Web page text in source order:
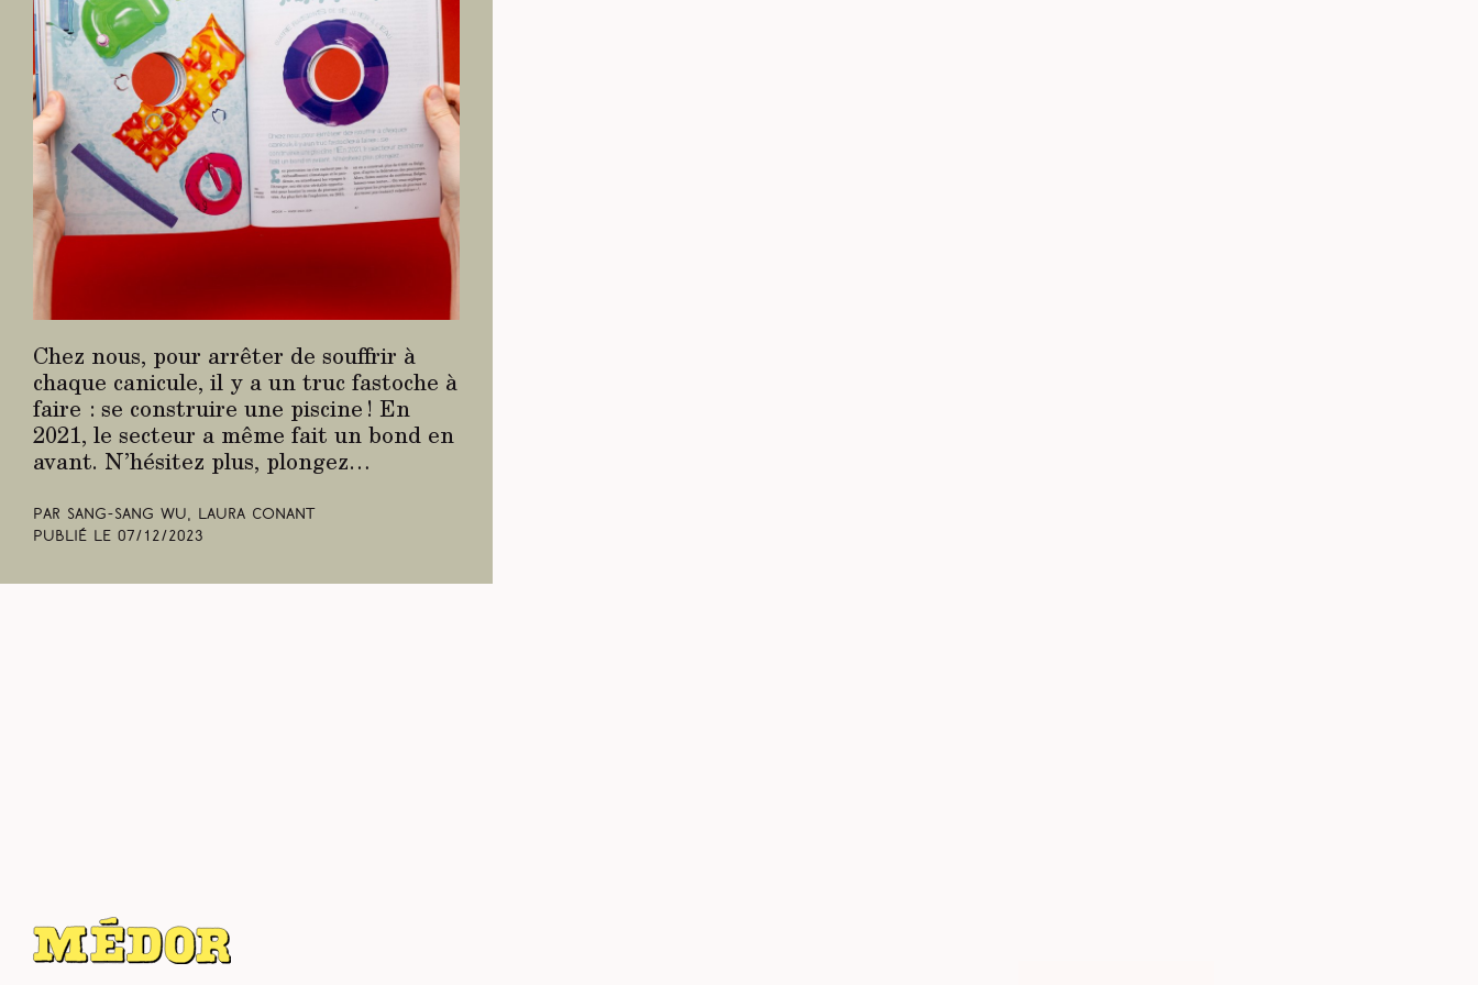
Chez nous, pour arrêter de souffrir à
chaque canicule, il y a un truc fastoche à
faire : se construire une piscine ! En
2021, le secteur a même fait un bond en
avant. N’hésitez plus, plongez…
Par Sang-Sang Wu, Laura Conant
Publié le 07/12/2023